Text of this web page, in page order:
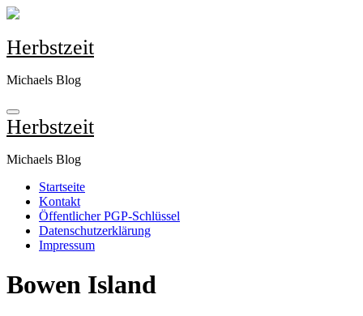
Zum
springen
Herbstzeit
Michaels Blog
Herbstzeit
Michaels Blog
Startseite
Kontakt
Öffentlicher PGP-Schlüssel
Datenschutzerklärung
Impressum
Bowen Island